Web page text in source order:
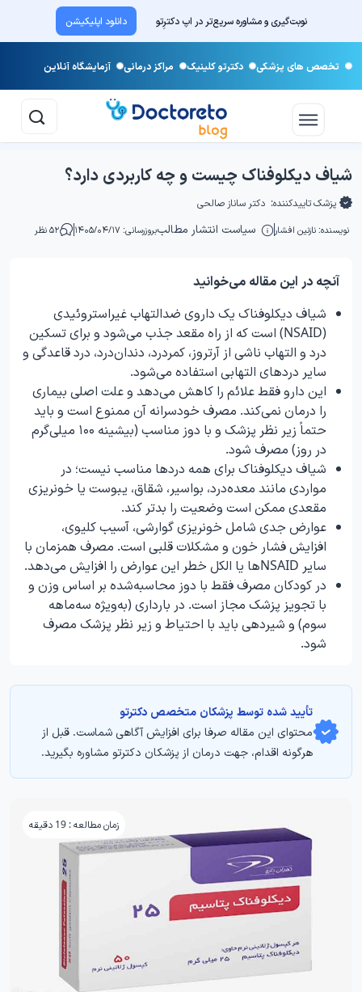
نوبت‌گیری و مشاوره سریع‌تر در اپ دکترِتو دانلود اپلیکیشن
تخصص های پزشکی دکترتو کلینیک مراکز درمانی آزمایشگاه آنلاین
شیاف دیکلوفناک چیست و چه کاربردی دارد؟
پزشک تاییدکننده: دکتر ساناز صالحی
نویسنده: نازنین افشار سیاست انتشار مطالببروزرسانی: ۱۴۰۵/۰۴/۱۷ ۵۲ نظر
آنچه در این مقاله می‌خوانید
شیاف دیکلوفناک یک داروی ضدالتهاب غیراستروئیدی
(NSAID) است که از راه مقعد جذب می‌شود و برای تسکین
درد و التهاب ناشی از آرتروز، کمردرد، دندان‌درد، درد قاعدگی و
سایر دردهای التهابی استفاده می‌شود.
این دارو فقط علائم را کاهش می‌دهد و علت اصلی بیماری
را درمان نمی‌کند. مصرف خودسرانه آن ممنوع است و باید
حتماً زیر نظر پزشک و با دوز مناسب (بیشینه ۱۰۰ میلی‌گرم
در روز) مصرف شود.
شیاف دیکلوفناک برای همه دردها مناسب نیست؛ در
مواردی مانند معده‌درد، بواسیر، شقاق، یبوست یا خونریزی
مقعدی ممکن است وضعیت را بدتر کند.
عوارض جدی شامل خونریزی گوارشی، آسیب کلیوی،
افزایش فشار خون و مشکلات قلبی است. مصرف همزمان با
سایر NSAIDها یا الکل خطر این عوارض را افزایش می‌دهد.
در کودکان مصرف فقط با دوز محاسبه‌شده بر اساس وزن و
با تجویز پزشک مجاز است. در بارداری (به‌ویژه سه‌ماهه
سوم) و شیردهی باید با احتیاط و زیر نظر پزشک مصرف
شود.
تأیید‌‌‌‌‌‌‌ شده توسط پزشکان متخصص دکترتو
محتوای این مقاله صرفا برای افزایش آگاهی شماست. قبل از
هرگونه اقدام، جهت درمان از پزشکان دکترتو مشاوره بگیرید.
زمان مطالعه : 19 دقیقه